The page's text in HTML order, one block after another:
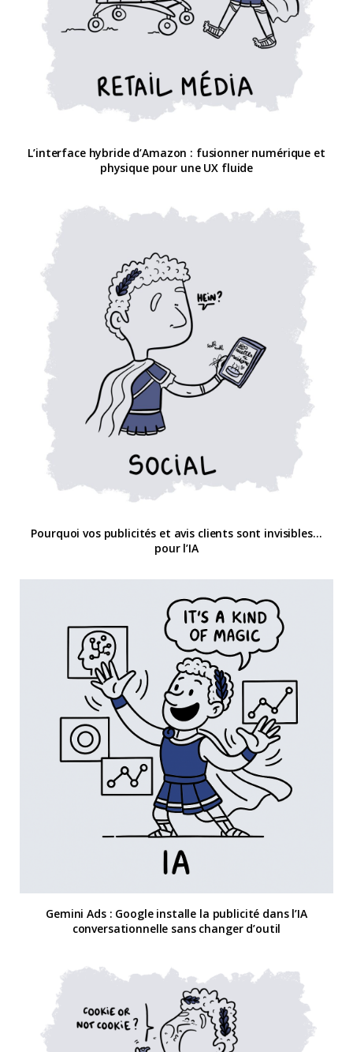
L’interface hybride d’Amazon : fusionner numérique et
physique pour une UX fluide
Pourquoi vos publicités et avis clients sont invisibles…
pour l’IA
Gemini Ads : Google installe la publicité dans l’IA
conversationnelle sans changer d’outil